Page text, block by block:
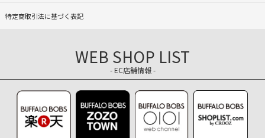
特定商取引法に基づく表記
WEB SHOP LIST
- EC店舗情報 -